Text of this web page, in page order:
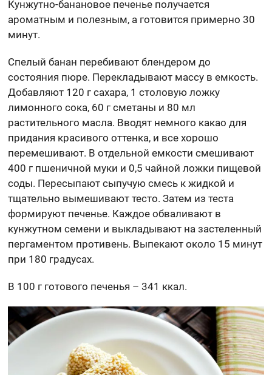
Кунжутно-банановое печенье получается
ароматным и полезным, а готовится примерно 30
минут.
Спелый банан перебивают блендером до
состояния пюре. Перекладывают массу в емкость.
Добавляют 120 г сахара, 1 столовую ложку
лимонного сока, 60 г сметаны и 80 мл
растительного масла. Вводят немного какао для
придания красивого оттенка, и все хорошо
перемешивают. В отдельной емкости смешивают
400 г пшеничной муки и 0,5 чайной ложки пищевой
соды. Пересыпают сыпучую смесь к жидкой и
тщательно вымешивают тесто. Затем из теста
формируют печенье. Каждое обваливают в
кунжутном семени и выкладывают на застеленный
пергаментом противень. Выпекают около 15 минут
при 180 градусах.
В 100 г готового печенья – 341 ккал.